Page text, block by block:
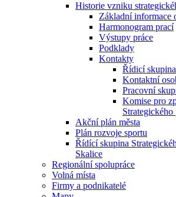
Historie vzniku
Základní informace
Harmonogram prací
Výstupy práce
Podklady
Kontakty
Řídicí skupina
Kontaktní
Pracovní
Komise pro
Strategického
Akční plán města
Plán rozvoje sportu
Řídící skupina
Skalice
Regionální spolupráce
Volná místa
Firmy a podnikatelé